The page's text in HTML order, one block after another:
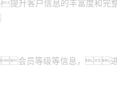
提升客户信息的丰富度和
会员等级等信息，